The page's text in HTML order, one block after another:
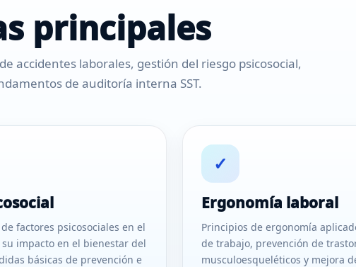
principales
accidentes laborales, gestión del riesgo psicosocial,
de auditoría interna SST.
factores psicosociales en el
impacto en el bienestar del
básicas de prevención e
✓
Ergonomía laboral
Principios de ergonomía
de trabajo, prevención de
musculoesqueléticos y mejora